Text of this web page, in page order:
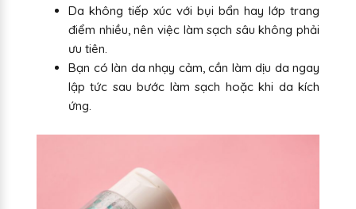
Da không tiếp xúc với bụi bẩn hay lớp trang
điểm nhiều, nên việc làm sạch sâu không phải
ưu tiên.
Bạn có làn da nhạy cảm, cần làm dịu da ngay
lập tức sau bước làm sạch hoặc khi da kích
ứng.